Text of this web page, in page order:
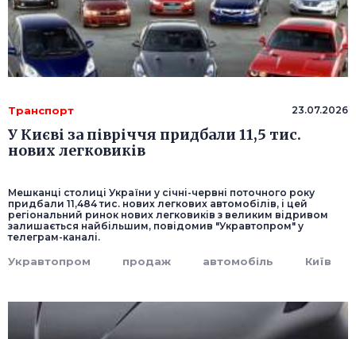
Транспорт 23.07.2026
У Києві за півріччя придбали 11,5 тис.
нових легковиків
Мешканці столиці України у січні-червні поточного року
придбали 11,484 тис. нових легкових автомобілів, і цей
регіональний ринок нових легковиків з великим відривом
залишається найбільшим, повідомив "Укравтопром" у
телеграм-каналі.
Укравтопром продаж автомобіль Київ